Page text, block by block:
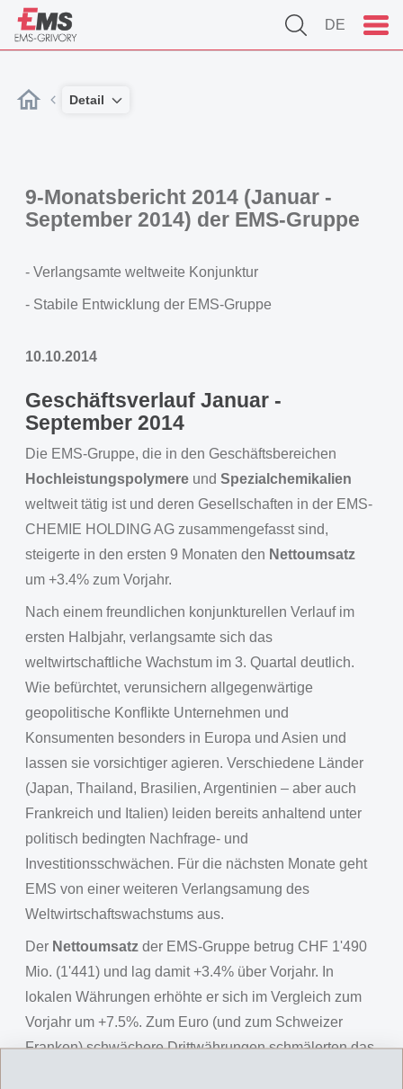
DE
Detail
9-Monatsbericht 2014 (Januar -
September 2014) der EMS-Gruppe
- Verlangsamte weltweite Konjunktur
- Stabile Entwicklung der EMS-Gruppe
10.10.2014
Geschäftsverlauf Januar -
September 2014
Die EMS-Gruppe, die in den Geschäftsbereichen
Hochleistungspolymere und Spezialchemikalien
weltweit tätig ist und deren Gesellschaften in der EMS-
CHEMIE HOLDING AG zusammengefasst sind,
steigerte in den ersten 9 Monaten den Nettoumsatz
um +3.4% zum Vorjahr.
Nach einem freundlichen konjunkturellen Verlauf im
ersten Halbjahr, verlangsamte sich das
weltwirtschaftliche Wachstum im 3. Quartal deutlich.
Wie befürchtet, verunsichern allgegenwärtige
geopolitische Konflikte Unternehmen und
Konsumenten besonders in Europa und Asien und
lassen sie vorsichtiger agieren. Verschiedene Länder
(Japan, Thailand, Brasilien, Argentinien – aber auch
Frankreich und Italien) leiden bereits anhaltend unter
politisch bedingten Nachfrage- und
Investitionsschwächen. Für die nächsten Monate geht
EMS von einer weiteren Verlangsamung des
Weltwirtschaftswachstums aus.
Der Nettoumsatz der EMS-Gruppe betrug CHF 1'490
Mio. (1'441) und lag damit +3.4% über Vorjahr. In
lokalen Währungen erhöhte er sich im Vergleich zum
Vorjahr um +7.5%. Zum Euro (und zum Schweizer
Franken) schwächere Drittwährungen schmälerten das